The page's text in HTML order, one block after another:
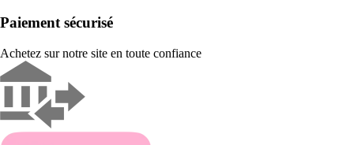
Paiement sécurisé
Achetez sur notre site en toute confiance